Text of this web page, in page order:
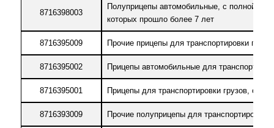
8716398003
Полуприцепы автомобильные, с полной
которых прошло более 7 лет
8716395009 Прочие прицепы для транспортировки
8716395002 Прицепы автомобильные для
8716395001 Прицепы для транспортировки грузов,
8716393009 Прочие полуприцепы для транспортировки